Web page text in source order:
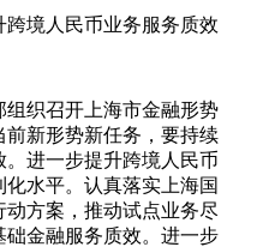
境人民币业务服务质效
组织召开上海市金融形势
新形势新任务，要持续
进一步提升跨境人民币
水平。认真落实上海国
方案，推动试点业务尽
金融服务质效。进一步